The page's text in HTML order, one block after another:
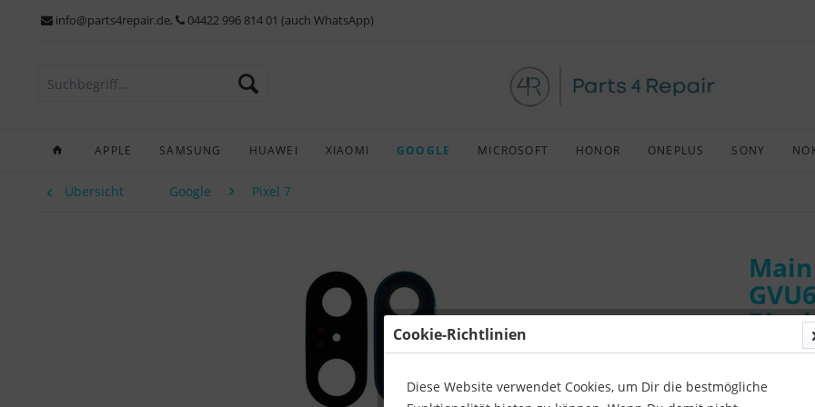
info@parts4repair.de, 04422 996 814 01 (auch WhatsApp)
APPLE SAMSUNG HUAWEI XIAOMI GOOGLE MICROSOFT HONOR ONEPLUS SONY
Übersicht Google Pixel 7
Cookie-Richtlinien
Diese Website verwendet Cookies, um Dir die bestmögliche